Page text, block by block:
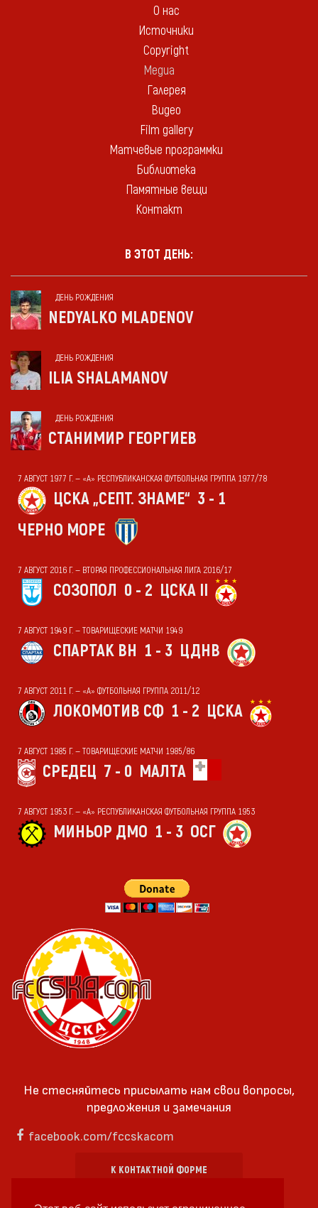
О нас
Источники
Copyright
Медиа
Галерея
Видео
Film gallery
Матчевые программки
Библиотека
Памятные вещи
Контакт
В ЭТОТ ДЕНЬ:
ДЕНЬ РОЖДЕНИЯ
NEDYALKO MLADENOV
ДЕНЬ РОЖДЕНИЯ
ILIA SHALAMANOV
ДЕНЬ РОЖДЕНИЯ
СТАНИМИР ГЕОРГИЕВ
7 АВГУСТ 1977 Г. — «А» РЕСПУБЛИКАНСКАЯ ФУТБОЛЬНАЯ ГРУППА 1977/78
ЦСКА „СЕПТ. ЗНАМЕ“ 3 - 1
ЧЕРНО МОРЕ
7 АВГУСТ 2016 Г. — ВТОРАЯ ПРОФЕССИОНАЛЬНАЯ ЛИГА 2016/17
СОЗОПОЛ 0 - 2 ЦСКА II
7 АВГУСТ 1949 Г. — ТОВАРИЩЕСКИЕ МАТЧИ 1949
СПАРТАК ВН 1 - 3 ЦДНВ
7 АВГУСТ 2011 Г. — «А» ФУТБОЛЬНАЯ ГРУППА 2011/12
ЛОКОМОТИВ СФ 1 - 2 ЦСКА
7 АВГУСТ 1985 Г. — ТОВАРИЩЕСКИЕ МАТЧИ 1985/86
СРЕДЕЦ 7 - 0 МАЛТА
7 АВГУСТ 1953 Г. — «А» РЕСПУБЛИКАНСКАЯ ФУТБОЛЬНАЯ ГРУППА 1953
МИНЬОР ДМО 1 - 3 ОСГ
Не стесняйтесь присылать нам свои вопросы,
предложения и замечания
facebook.com/fccskacom
К КОНТАКТНОЙ ФОРМЕ